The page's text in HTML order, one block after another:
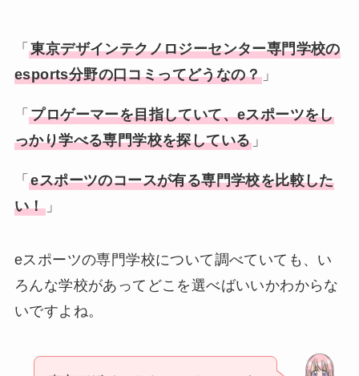
「東京デザインテクノロジーセンター専門学校の
esports分野の口コミってどうなの？ 」
「プロゲーマーを目指していて、eスポーツをし
っかり学べる専門学校を探している 」
「eスポーツのコースが有る専門学校を比較した
い！」
eスポーツの専門学校について調べていても、い
ろんな学校があってどこを選べばいいかわからな
いですよね。